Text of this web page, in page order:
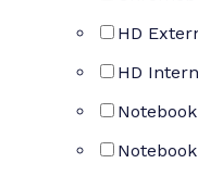
HD
HD